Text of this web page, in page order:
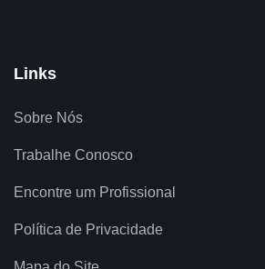
Links
Sobre Nós
Trabalhe Conosco
Encontre um Profissional
Política de Privacidade